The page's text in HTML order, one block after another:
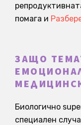
помага и
ЗАЩО
Биологично
специален